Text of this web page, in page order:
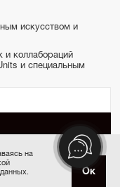
искусством и
и коллабораций
и специальным
на
Ок